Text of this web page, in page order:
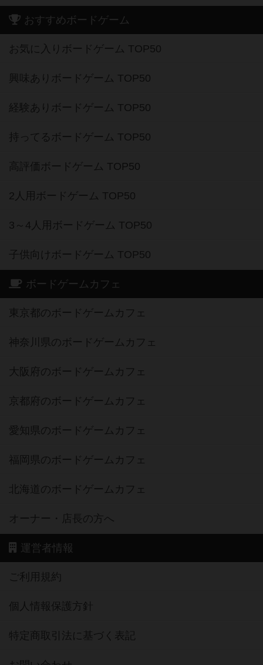
おすすめボードゲーム
お気に入りボードゲーム TOP50
興味ありボードゲーム TOP50
経験ありボードゲーム TOP50
持ってるボードゲーム TOP50
高評価ボードゲーム TOP50
2人用ボードゲーム TOP50
3～4人用ボードゲーム TOP50
子供向けボードゲーム TOP50
ボードゲームカフェ
東京都のボードゲームカフェ
神奈川県のボードゲームカフェ
大阪府のボードゲームカフェ
京都府のボードゲームカフェ
愛知県のボードゲームカフェ
福岡県のボードゲームカフェ
北海道のボードゲームカフェ
オーナー・店長の方へ
運営者情報
ご利用規約
個人情報保護方針
特定商取引法に基づく表記